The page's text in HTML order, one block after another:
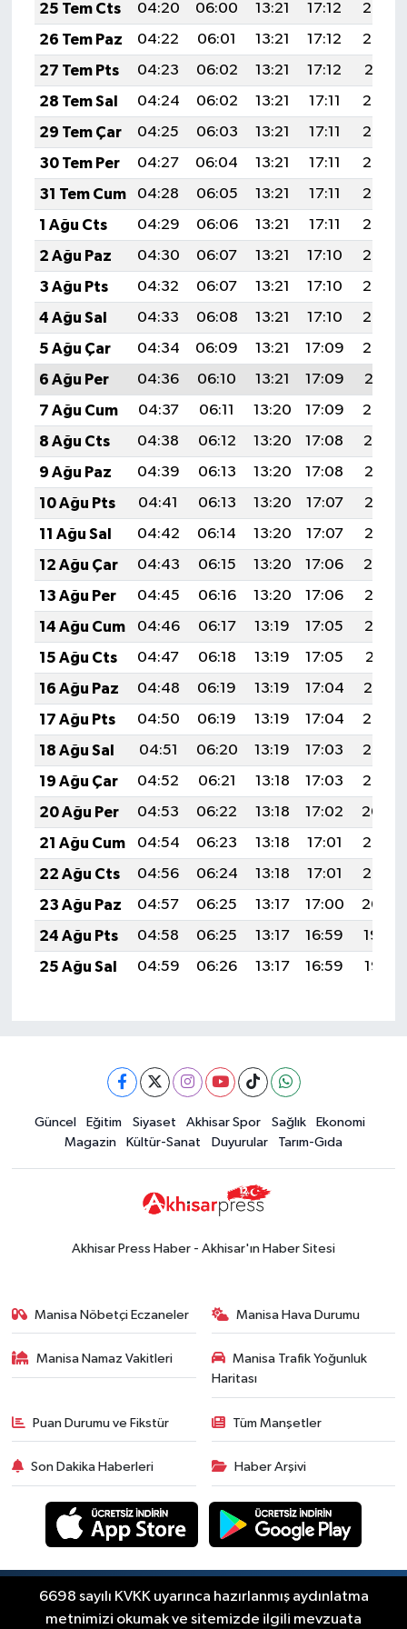
25 Tem Cts
04:20 06:00 13:21 17:12
20:33
26 Tem Paz
04:22 06:01 13:21 17:12
20:32
27 Tem Pts
04:23 06:02 13:21 17:12
20:31
28 Tem Sal
04:24 06:02 13:21 17:11
20:30
29 Tem Çar
04:25 06:03 13:21 17:11
20:29
30 Tem Per
04:27 06:04 13:21 17:11
20:28
31 Tem Cum
04:28 06:05 13:21 17:11
20:27
1 Ağu Cts
04:29 06:06 13:21 17:11
20:26
2 Ağu Paz
04:30 06:07 13:21 17:10
20:25
3 Ağu Pts
04:32 06:07 13:21 17:10
20:24
4 Ağu Sal
04:33 06:08 13:21 17:10
20:23
5 Ağu Çar
04:34 06:09 13:21 17:09
20:22
6 Ağu Per
04:36 06:10 13:21 17:09
20:21
7 Ağu Cum
04:37 06:11 13:20 17:09
20:20
8 Ağu Cts
04:38 06:12 13:20 17:08
20:19
9 Ağu Paz
04:39 06:13 13:20 17:08
20:18
10 Ağu Pts
04:41 06:13 13:20 17:07
20:17
11 Ağu Sal
04:42 06:14 13:20 17:07
20:16
12 Ağu Çar
04:43 06:15 13:20 17:06
20:14
13 Ağu Per
04:45 06:16 13:20 17:06
20:13
14 Ağu Cum
04:46 06:17 13:19 17:05
20:12
15 Ağu Cts
04:47 06:18 13:19 17:05
20:11
16 Ağu Paz
04:48 06:19 13:19 17:04
20:10
17 Ağu Pts
04:50 06:19 13:19 17:04
20:08
18 Ağu Sal
04:51 06:20 13:19 17:03
20:07
19 Ağu Çar
04:52 06:21 13:18 17:03
20:06
20 Ağu Per
04:53 06:22 13:18 17:02
20:04
21 Ağu Cum
04:54 06:23 13:18 17:01
20:03
22 Ağu Cts
04:56 06:24 13:18 17:01
20:02
23 Ağu Paz
04:57 06:25 13:17 17:00
20:00
24 Ağu Pts
04:58 06:25 13:17 16:59
19:59
25 Ağu Sal
04:59 06:26 13:17 16:59 19:57
Güncel Eğitim Siyaset Akhisar Spor Sağlık
Ekonomi
Magazin
Kültür-Sanat Duyurular Tarım-Gıda
Akhisar Press Haber - Akhisar'ın Haber Sitesi
Manisa Nöbetçi Eczaneler Manisa Hava Durumu
Manisa Namaz Vakitleri
Manisa Trafik Yoğunluk
Haritası
Puan Durumu ve Fikstür Tüm Manşetler
Son Dakika Haberleri Haber Arşivi
RSS
Copyright © Akhisar Press Haber 2012-2026 Her
hakkı saklıdır.
6698 sayılı KVKK uyarınca hazırlanmış aydınlatma
metnimizi okumak ve sitemizde ilgili mevzuata